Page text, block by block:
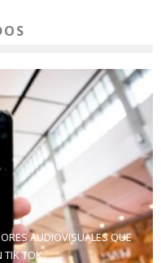
AUDIOVISUALES QUE
TIK TOK